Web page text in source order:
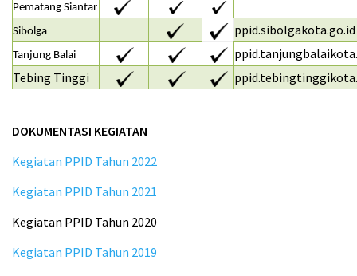
Pematang Siantar
Sibolga
ppid.sibolgakota.go.id
Tanjung Balai
Tebing Tinggi
DOKUMENTASI KEGIATAN
Kegiatan PPID Tahun 2022
Kegiatan PPID Tahun 2021
Kegiatan PPID Tahun 2020
Kegiatan PPID Tahun 2019